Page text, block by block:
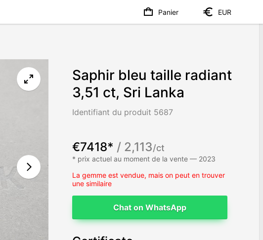
Saphir bleu taille radiant
3,51 ct, Sri Lanka
Identifiant du produit 5687
€7418* / 2,113/ct
* prix actuel au moment de la vente — 2023
La gemme est vendue, mais on peut en trouver
une similaire
Chat on WhatsApp
Panier EUR